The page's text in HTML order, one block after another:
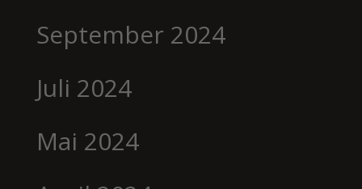
September 2024
Juli 2024
Mai 2024